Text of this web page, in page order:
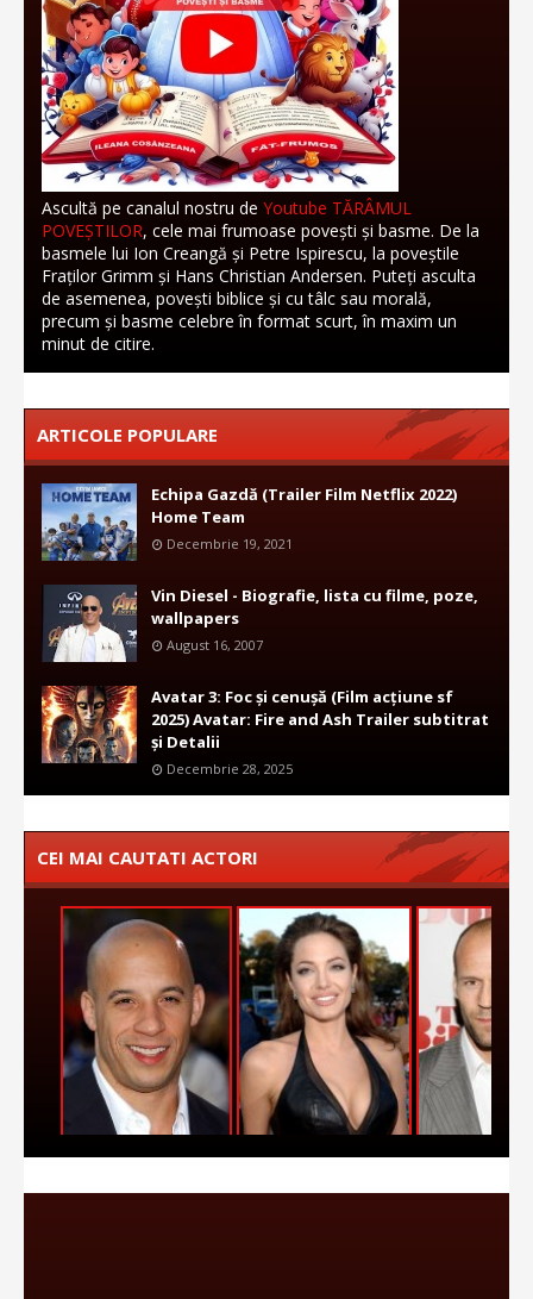
Ascultă pe canalul nostru de Youtube TĂRÂMUL
POVEȘTILOR, cele mai frumoase povești și basme. De la
basmele lui Ion Creangă și Petre Ispirescu, la poveștile
Fraților Grimm și Hans Christian Andersen. Puteți asculta
de asemenea, povești biblice și cu tâlc sau morală,
precum și basme celebre în format scurt, în maxim un
minut de citire.
ARTICOLE POPULARE
Echipa Gazdă (Trailer Film Netflix 2022)
Home Team
Decembrie 19, 2021
Vin Diesel - Biografie, lista cu filme, poze,
wallpapers
August 16, 2007
Avatar 3: Foc și cenușă (Film acțiune sf
2025) Avatar: Fire and Ash Trailer subtitrat
și Detalii
Decembrie 28, 2025
CEI MAI CAUTATI ACTORI